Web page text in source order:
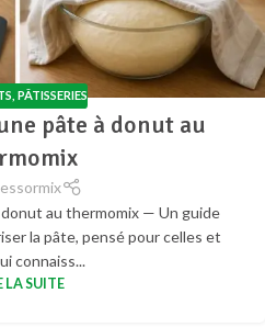
PÂTISSERIES
pâte à donut au
au thermomix — Un guide
la pâte, pensé pour celles et
connaiss...
LA SUITE